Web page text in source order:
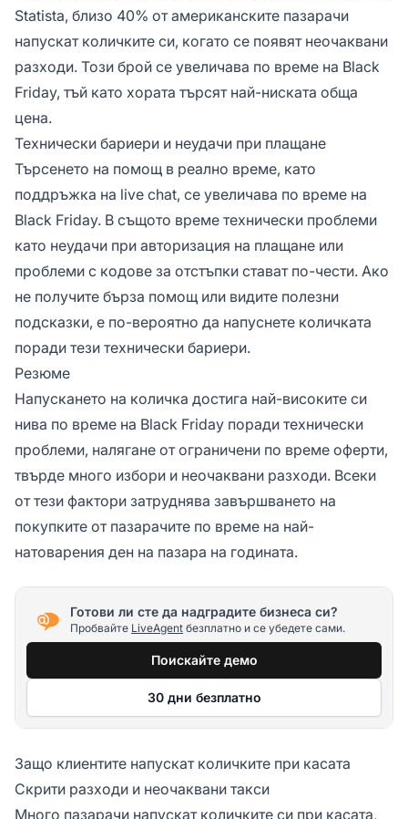
Statista, близо 40% от американските пазарачи
напускат количките си, когато се появят неочаквани
разходи. Този брой се увеличава по време на Black
Friday, тъй като хората търсят най-ниската обща
цена.
Технически бариери и неудачи при плащане
Търсенето на помощ в реално време, като
поддръжка на live chat, се увеличава по време на
Black Friday. В същото време технически проблеми
като неудачи при авторизация на плащане или
проблеми с кодове за отстъпки стават по-чести. Ако
не получите бърза помощ или видите полезни
подсказки, е по-вероятно да напуснете количката
поради тези технически бариери.
Резюме
Напускането на количка достига най-високите си
нива по време на Black Friday поради технически
проблеми, налягане от ограничени по време оферти,
твърде много избори и неочаквани разходи. Всеки
от тези фактори затруднява завършването на
покупките от пазарачите по време на най-
натоварения ден на пазара на годината.
Готови ли сте да надградите бизнеса си?
Пробвайте LiveAgent безплатно и се убедете сами.
Поискайте демо
30 дни безплатно
Защо клиентите напускат количките при касата
Скрити разходи и неочаквани такси
Много пазарачи напускат количките си при касата,